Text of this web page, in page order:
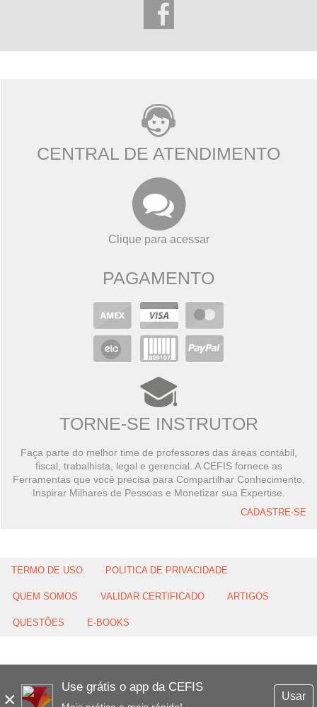
×
Use grátis o app da CEFIS
Usar
CENTRAL DE ATENDIMENTO
Clique para acessar
PAGAMENTO
TORNE-SE INSTRUTOR
Faça parte do melhor time de professores das áreas contábil,
fiscal, trabalhista, legal e gerencial. A CEFIS fornece as
Ferramentas que você precisa para Compartilhar Conhecimento,
Inspirar Milhares de Pessoas e Monetizar sua Expertise.
CADASTRE-SE
TERMO DE USO POLITICA DE PRIVACIDADE
QUEM SOMOS VALIDAR CERTIFICADO ARTIGOS
QUESTÕES E-BOOKS